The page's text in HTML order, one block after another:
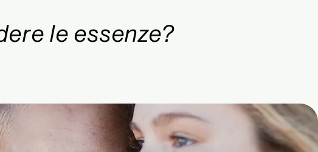
le essenze?